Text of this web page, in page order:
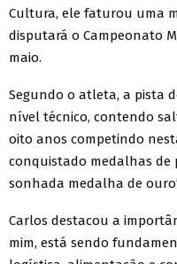
Cultura, ele faturou uma
disputará o Campeonato
maio.
Segundo o atleta, a pista
nível técnico, contendo
oito anos competindo
conquistado medalhas de
sonhada medalha de
Carlos destacou a
mim, está sendo